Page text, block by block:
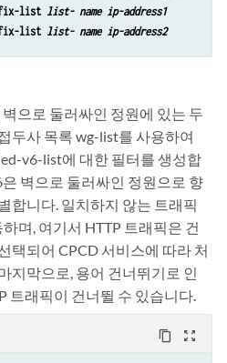
list list- name ip-address1
list list- name ip-address2
으로 둘러싸인 정원에 있는 두
두사 목록 wg-list를 사용하여
v6-list에 대한 필터를 생성합
벽으로 둘러싸인 정원으로 향
합니다. 일치하지 않는 트래픽
며, 여기서 HTTP 트래픽은 건
택되어 CPCD 서비스에 따라 처
지막으로, 용어 건너뛰기로 인
트래픽이 건너뛸 수 있습니다.
content_copy zoom_out_map